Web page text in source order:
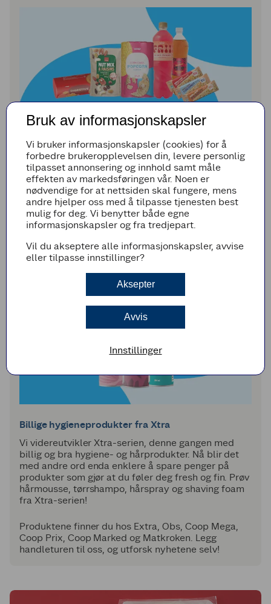
Salt snacks og leskende nyheter
I snackshyllene kan du blant annet kose deg med
både nøttemiks ned rosiner, maiskaker med smak
av popcorn og muslibarer i en ennå større størrelse.
I tillegg lanserer vi vår helt egen Digestive-kjeks!
Liker du at det smaker fruktig og friskt fra glasset?
Prøv den nye Coop Rooibos-isten med fire røde
frukter og guava, eller Friii-saft med smak av guava
og hvit fersken. Kanskje blir en av disse din nye
Billige hygieneprodukter fra Xtra
Vi videreutvikler Xtra-serien, denne gangen med
billig og bra hygiene- og hårprodukter. Nå blir det
med andre ord enda enklere å spare penger på
produkter som gjør at du føler deg fresh og fin. Prøv
hårmousse, tørrshampo, hårspray og shaving foam
fra Xtra-serien!
Produktene finner du hos Extra, Obs, Coop Mega,
Coop Prix, Coop Marked og Matkroken. Legg
handleturen til oss, og utforsk nyhetene selv!
Bruk av informasjonskapsler
Vi bruker informasjonskapsler (cookies) for å
forbedre brukeropplevelsen din, levere personlig
tilpasset annonsering og innhold samt måle
effekten av markedsføringen vår. Noen er
nødvendige for at nettsiden skal fungere, mens
andre hjelper oss med å tilpasse tjenesten best
mulig for deg. Vi benytter både egne
informasjonskapsler og fra tredjepart.
Vil du akseptere alle informasjonskapsler, avvise
eller tilpasse innstillinger?
Aksepter
Avvis
Innstillinger